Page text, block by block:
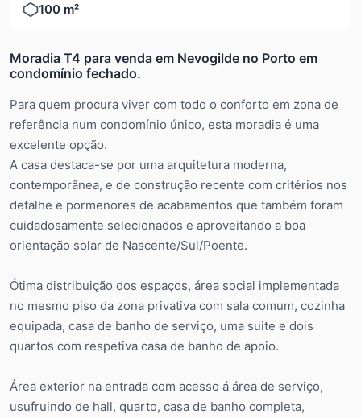
100 m²
Moradia T4 para venda em Nevogilde no Porto em
condomínio fechado.
Para quem procura viver com todo o conforto em zona de
referência num condomínio único, esta moradia é uma
excelente opção.
A casa destaca-se por uma arquitetura moderna,
contemporânea, e de construção recente com critérios nos
detalhe e pormenores de acabamentos que também foram
cuidadosamente selecionados e aproveitando a boa
orientação solar de Nascente/Sul/Poente.
Ótima distribuição dos espaços, área social implementada
no mesmo piso da zona privativa com sala comum, cozinha
equipada, casa de banho de serviço, uma suite e dois
quartos com respetiva casa de banho de apoio.
Área exterior na entrada com acesso á área de serviço,
usufruindo de hall, quarto, casa de banho completa,